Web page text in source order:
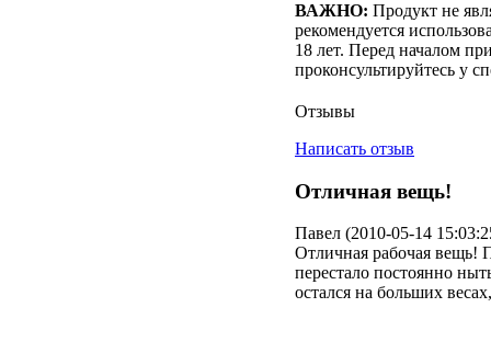
ВАЖНО: Продукт не
рекомендуется
18 лет. Перед началом
проконсультируйтесь у
Отзывы
Написать отзыв
Отличная вещь!
Павел (2010-05-14
Отличная рабочая вещь!
перестало постоянно
остался на больших